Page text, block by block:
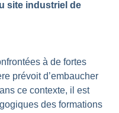
site industriel de
à de fortes
prévoit d’embaucher
ce contexte, il est
des formations